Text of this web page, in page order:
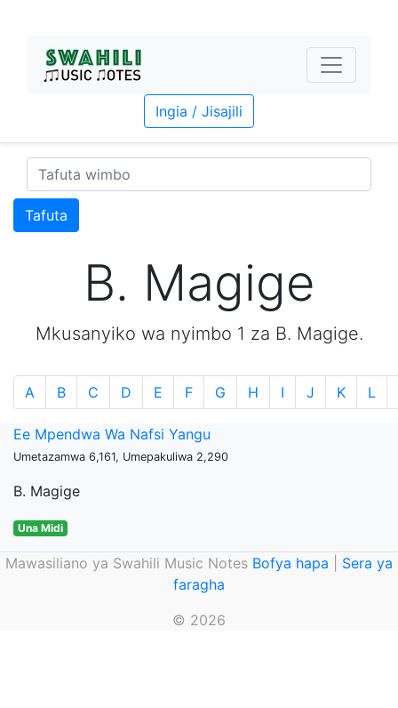
Ingia / Jisajili
Tafuta
B. Magige
Mkusanyiko wa nyimbo 1 za B. Magige.
A B C D E F G H I J K L
Ee Mpendwa Wa Nafsi Yangu
Umetazamwa 6,161, Umepakuliwa 2,290
B. Magige
Una Midi
Mawasiliano ya Swahili Music Notes Bofya hapa
Sera ya
faragha
© 2026